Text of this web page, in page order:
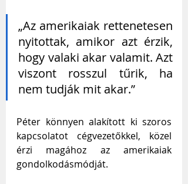
„Az amerikaiak rettenetesen
nyitottak, amikor azt érzik,
hogy valaki akar valamit. Azt
viszont rosszul tűrik, ha
nem tudják mit akar.”
Péter könnyen alakított ki szoros
kapcsolatot cégvezetőkkel, közel
érzi magához az amerikaiak
gondolkodásmódját.